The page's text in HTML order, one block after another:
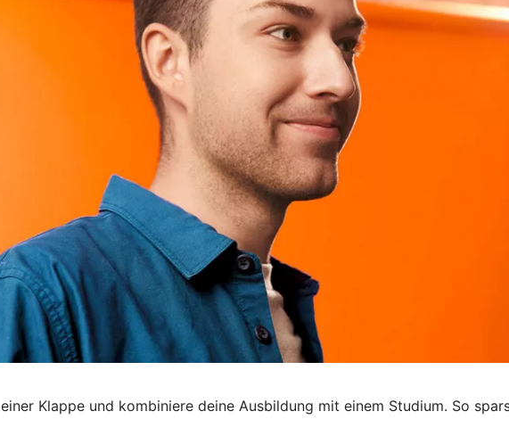
Klappe und kombiniere deine Ausbildung mit einem Studium. So